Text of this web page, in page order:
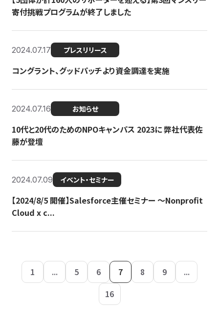
寄付挑戦プログラムが終了しました
2024.07.17 プレスリリース
コングラント、グッドパッチより資金調達を実施
2024.07.16 お知らせ
10代と20代のためのNPOキャンパス 2023に 弊社代表佐
藤が登壇
2024.07.09 イベント・セミナー
【2024/8/5 開催】Salesforce主催セミナー 〜Nonprofit
Cloud x c...
1 ... 5 6 7 8 9
...
16